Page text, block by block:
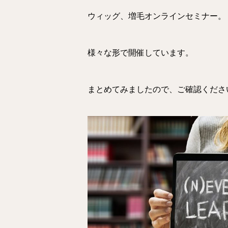
ウィッグ、増毛オンラインセミナー。
様々な形で開催しています。
まとめてみましたので、ご確認くださ